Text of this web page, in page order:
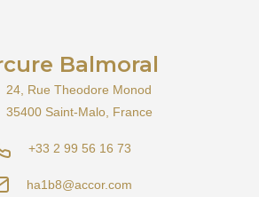
Balmoral
24, Rue Theodore Monod
35400 Saint-Malo, France
+33 2 99 56 16 73
ha1b8@accor.com